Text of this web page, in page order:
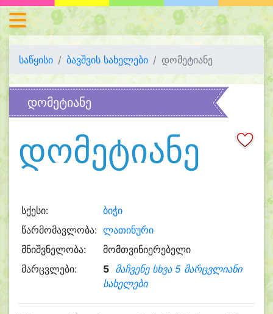
საწყისი ბავშვის სახელები დომეტიანე
დომეტიანე
დომეტიანე
სქესი:
ბიჭი
წარმომავლობა: ლათინური
მნიშვნელობა:
მომთვინიერებელი
მარცვლები:
5 მაჩვენე სხვა 5 მარცვლიანი
სახელები